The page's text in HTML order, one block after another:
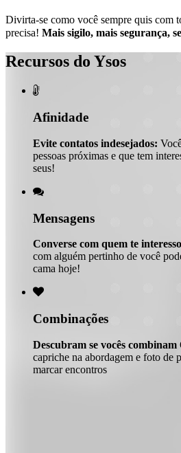
Divirta-se como você sempre quis com
precisa! Mais sigilo, mais segurança,
Recursos do Ysos

Afinidade
Evite contatos indesejados:
pessoas próximas e que tem
seus!

Mensagens
Converse com quem te
com alguém pertinho de você
cama hoje!

Combinações
Descubram se vocês combinam
capriche na abordagem e foto de
marcar encontros